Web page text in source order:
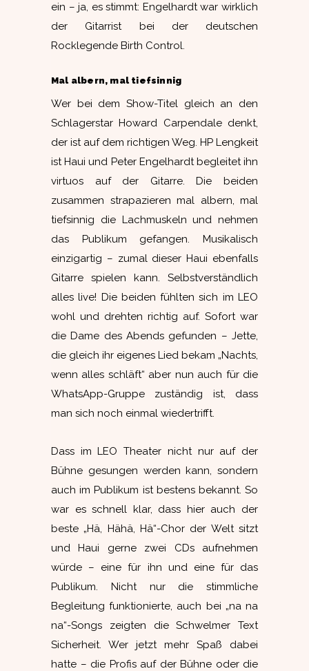
ein – ja, es stimmt: Engelhardt war wirklich
der Gitarrist bei der deutschen
Rocklegende Birth Control.
Mal albern, mal tiefsinnig
Wer bei dem Show-Titel gleich an den
Schlagerstar Howard Carpendale denkt,
der ist auf dem richtigen Weg. HP Lengkeit
ist Haui und Peter Engelhardt begleitet ihn
virtuos auf der Gitarre. Die beiden
zusammen strapazieren mal albern, mal
tiefsinnig die Lachmuskeln und nehmen
das Publikum gefangen. Musikalisch
einzigartig – zumal dieser Haui ebenfalls
Gitarre spielen kann. Selbstverständlich
alles live! Die beiden fühlten sich im LEO
wohl und drehten richtig auf. Sofort war
die Dame des Abends gefunden – Jette,
die gleich ihr eigenes Lied bekam „Nachts,
wenn alles schläft“ aber nun auch für die
WhatsApp-Gruppe zuständig ist, dass
man sich noch einmal wiedertrifft.
Dass im LEO Theater nicht nur auf der
Bühne gesungen werden kann, sondern
auch im Publikum ist bestens bekannt. So
war es schnell klar, dass hier auch der
beste „Hä, Hähä, Hä“-Chor der Welt sitzt
und Haui gerne zwei CDs aufnehmen
würde – eine für ihn und eine für das
Publikum. Nicht nur die stimmliche
Begleitung funktionierte, auch bei „na na
na“-Songs zeigten die Schwelmer Text
Sicherheit. Wer jetzt mehr Spaß dabei
hatte – die Profis auf der Bühne oder die